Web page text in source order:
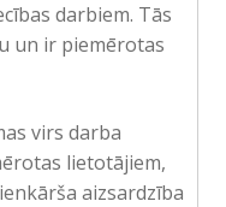
darbiem. Tās
un ir piemērotas
virs darba
lietotājiem,
aizsardzība